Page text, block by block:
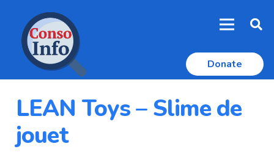
Donate
LEAN Toys – Slime de
jouet